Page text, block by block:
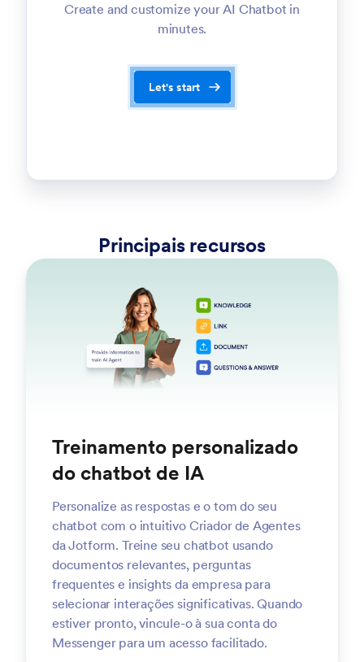
Create and customize your AI Chatbot in
minutes.
Let's start
Principais recursos
Treinamento personalizado
do chatbot de IA
Personalize as respostas e o tom do seu
chatbot com o intuitivo Criador de Agentes
da Jotform. Treine seu chatbot usando
documentos relevantes, perguntas
frequentes e insights da empresa para
selecionar interações significativas. Quando
estiver pronto, vincule-o à sua conta do
Messenger para um acesso facilitado.